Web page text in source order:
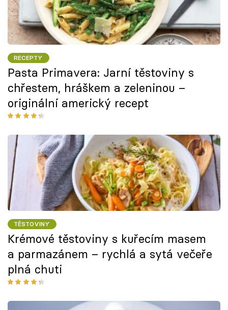
RECEPTY
Pasta Primavera: Jarní těstoviny s
chřestem, hráškem a zeleninou –
originální americký recept
TĚSTOVINY
Krémové těstoviny s kuřecím masem
a parmazánem – rychlá a sytá večeře
plná chuti